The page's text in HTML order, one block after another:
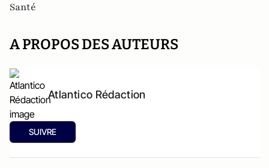
Santé
A PROPOS DES AUTEURS
Atlantico Rédaction
SUIVRE